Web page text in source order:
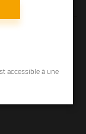
accessible à une